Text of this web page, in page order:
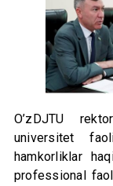
O’zDJTU
universitet
hamkorliklar
professional